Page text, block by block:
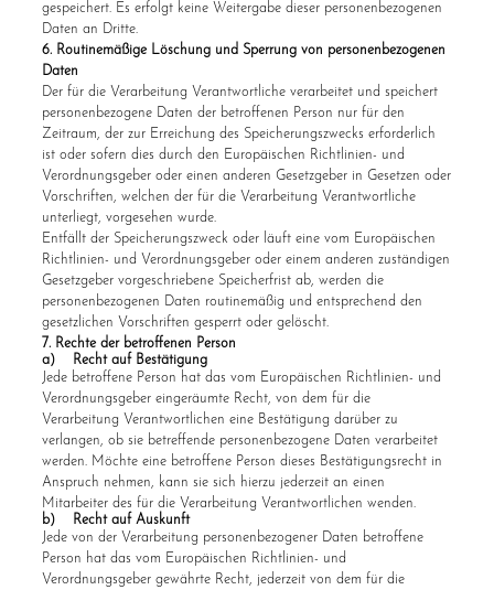
gespeichert. Es erfolgt keine Weitergabe dieser personenbezogenen
Daten an Dritte.
6. Routinemäßige Löschung und Sperrung von personenbezogenen
Daten
Der für die Verarbeitung Verantwortliche verarbeitet und speichert
personenbezogene Daten der betroffenen Person nur für den
Zeitraum, der zur Erreichung des Speicherungszwecks erforderlich
ist oder sofern dies durch den Europäischen Richtlinien- und
Verordnungsgeber oder einen anderen Gesetzgeber in Gesetzen oder
Vorschriften, welchen der für die Verarbeitung Verantwortliche
unterliegt, vorgesehen wurde.
Entfällt der Speicherungszweck oder läuft eine vom Europäischen
Richtlinien- und Verordnungsgeber oder einem anderen zuständigen
Gesetzgeber vorgeschriebene Speicherfrist ab, werden die
personenbezogenen Daten routinemäßig und entsprechend den
gesetzlichen Vorschriften gesperrt oder gelöscht.
7. Rechte der betroffenen Person
a) Recht auf Bestätigung
Jede betroffene Person hat das vom Europäischen Richtlinien- und
Verordnungsgeber eingeräumte Recht, von dem für die
Verarbeitung Verantwortlichen eine Bestätigung darüber zu
verlangen, ob sie betreffende personenbezogene Daten verarbeitet
werden. Möchte eine betroffene Person dieses Bestätigungsrecht in
Anspruch nehmen, kann sie sich hierzu jederzeit an einen
Mitarbeiter des für die Verarbeitung Verantwortlichen wenden.
b) Recht auf Auskunft
Jede von der Verarbeitung personenbezogener Daten betroffene
Person hat das vom Europäischen Richtlinien- und
Verordnungsgeber gewährte Recht, jederzeit von dem für die